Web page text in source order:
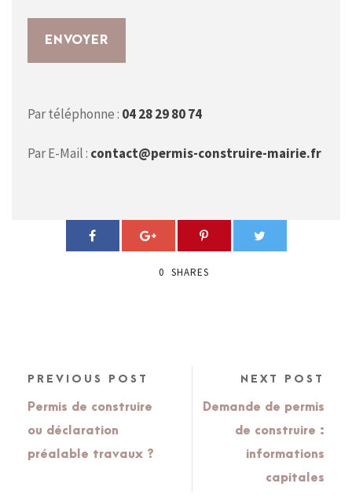
Par téléphonne : 04 28 29 80 74
Par E-Mail : contact@permis-construire-mairie.fr
0 SHARES
PREVIOUS POST
Permis de construire
ou déclaration
préalable travaux ?
NEXT POST
Demande de permis
de construire :
informations
capitales